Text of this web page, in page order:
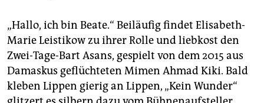
„Hallo, ich bin Beate.“ Beiläufig findet Elisabeth-
Marie Leistikow zu ihrer Rolle und liebkost den
Zwei-Tage-Bart Asans, gespielt von dem 2015 aus
Damaskus geflüchteten Mimen Ahmad Kiki. Bald
kleben Lippen gierig an Lippen, „Kein Wunder“